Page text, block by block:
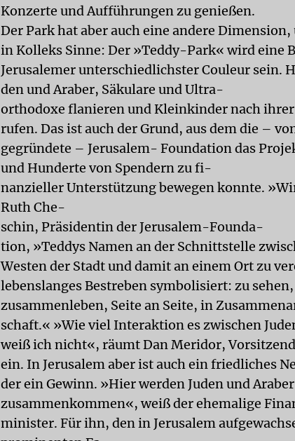
Konzerte und Aufführungen zu genießen.
Der Park hat aber auch eine andere Dimension,
in Kolleks Sinne: Der »Teddy-Park« wird eine
Jerusalemer unterschiedlichster Couleur sein.
den und Araber, Säkulare und Ultra-
orthodoxe flanieren und Kleinkinder nach
rufen. Das ist auch der Grund, aus dem die –
gegründete – Jerusalem- Foundation das
und Hunderte von Spendern zu fi-
nanzieller Unterstützung bewegen konnte.
Ruth Che-
schin, Präsidentin der Jerusalem-Founda-
tion, »Teddys Namen an der Schnittstelle
Westen der Stadt und damit an einem Ort zu
lebenslanges Bestreben symbolisiert: zu
zusammenleben, Seite an Seite, in
schaft.« »Wie viel Interaktion es zwischen
weiß ich nicht«, räumt Dan Meridor,
ein. In Jerusalem aber ist auch ein friedliches
der ein Gewinn. »Hier werden Juden und
zusammenkommen«, weiß der ehemalige
minister. Für ihn, den in Jerusalem